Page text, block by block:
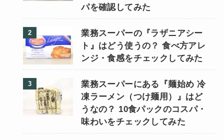
パを確認してみた
業務スーパーの『ラザニアシー
ト』はどう使うの？ 食べ方アレ
ンジ・食感をチェックしてみた
業務スーパーにある『麺始め 冷
凍ラーメン（つけ麺用）』はど
うなの？ 10食パックのコスパ・
味わいをチェックしてみた